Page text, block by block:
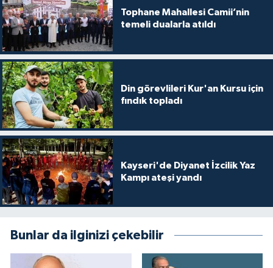
Tophane Mahallesi Camii’nin
temeli dualarla atıldı
Din görevlileri Kur'an Kursu için
fındık topladı
Kayseri'de Diyanet İzcilik Yaz
Kampı ateşi yandı
Bunlar da ilginizi çekebilir